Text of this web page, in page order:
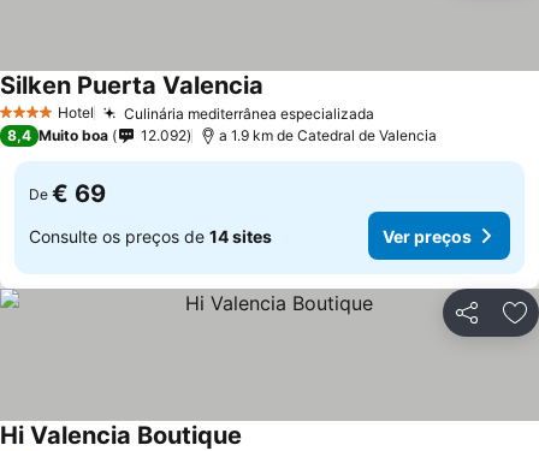
4 EstrelasHotel Culinária mediterrânea especializada
Silken Puerta Valencia
8,4 Muito boa 12.092 a 1.9 km de Catedral de Valencia
De € 69
Consulte os preços de 14 sites Ver preços
Partilhar
Hi Valencia Boutique